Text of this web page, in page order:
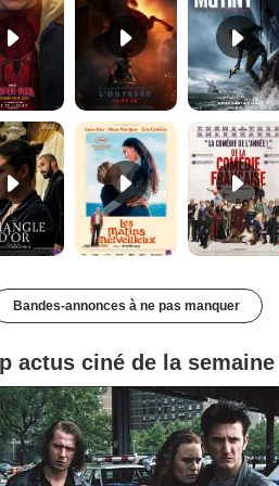
Les Matins merveilleux Bande-annonce VF De la Comédie-Française Teaser VF
Bandes-annonces à ne pas manquer
actus ciné de la semaine